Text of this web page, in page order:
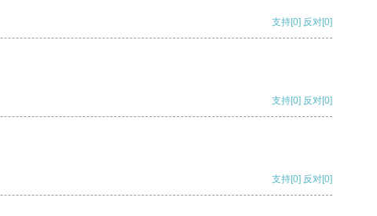
支持[0] 反对[0]
支持[0] 反对[0]
支持[0] 反对[0]